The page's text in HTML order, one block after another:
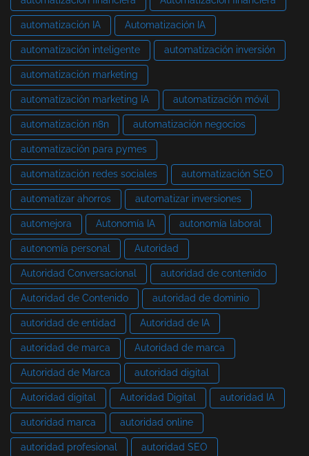
automatización IA Automatización IA
automatización inteligente automatización inversión
automatización marketing
automatización marketing IA automatización móvil
automatización n8n automatización negocios
automatización para pymes
automatización redes sociales automatización SEO
automatizar ahorros automatizar inversiones
automejora Autonomía IA autonomía laboral
autonomía personal Autoridad
Autoridad Conversacional autoridad de contenido
Autoridad de Contenido autoridad de dominio
autoridad de entidad Autoridad de IA
autoridad de marca Autoridad de marca
Autoridad de Marca autoridad digital
Autoridad digital Autoridad Digital autoridad IA
autoridad marca autoridad online
autoridad profesional autoridad SEO